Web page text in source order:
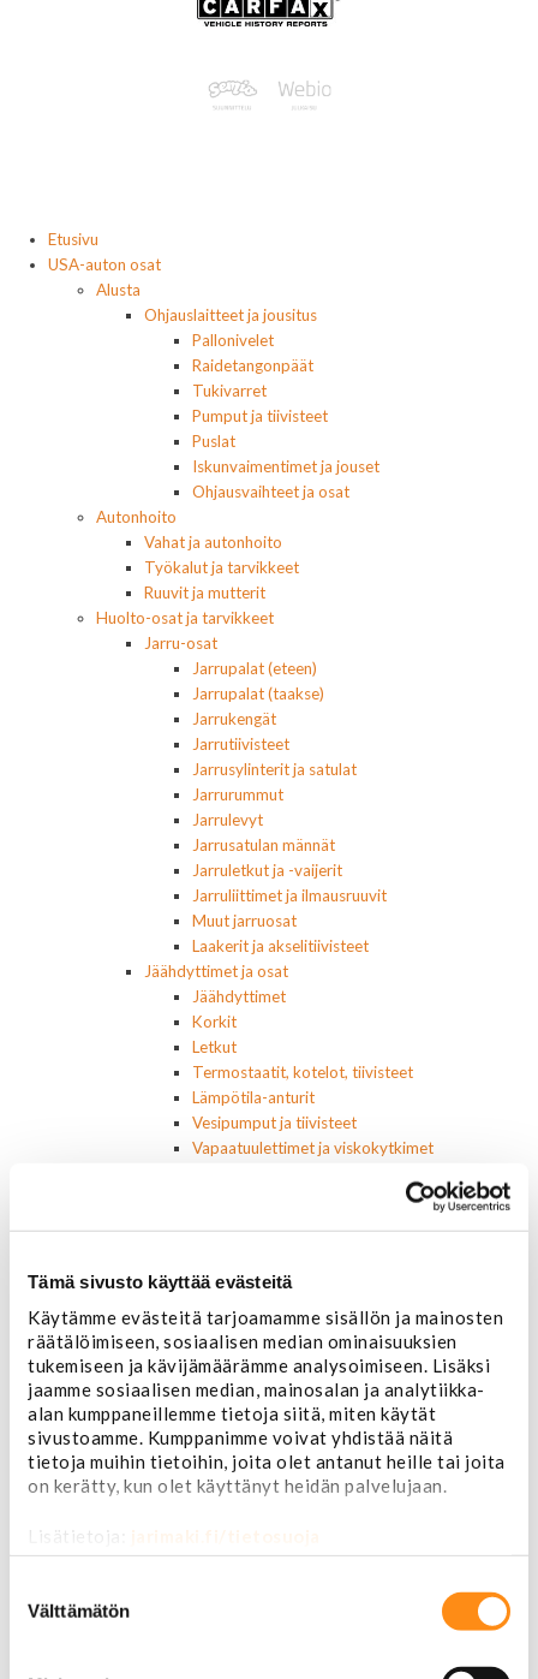
Tämä sivusto käyttää evästeitä
Käytämme evästeitä tarjoamamme sisällön ja mainosten
räätälöimiseen, sosiaalisen median ominaisuuksien
tukemiseen ja kävijämäärämme analysoimiseen. Lisäksi
jaamme sosiaalisen median, mainosalan ja analytiikka-
alan kumppaneillemme tietoja siitä, miten käytät
sivustoamme. Kumppanimme voivat yhdistää näitä
tietoja muihin tietoihin, joita olet antanut heille tai joita
on kerätty, kun olet käyttänyt heidän palvelujaan.
Lisätietoja: jarimaki.fi/tietosuoja
valinta
Välttämätön
Etusivu
USA-auton osat
Alusta
Ohjauslaitteet ja jousitus
Pallonivelet
Raidetangonpäät
Tukivarret
Pumput ja tiivisteet
Puslat
Iskunvaimentimet ja jouset
Ohjausvaihteet ja osat
Autonhoito
Vahat ja autonhoito
Työkalut ja tarvikkeet
Ruuvit ja mutterit
Huolto-osat ja tarvikkeet
Jarru-osat
Jarrupalat (eteen)
Jarrupalat (taakse)
Jarrukengät
Jarrutiivisteet
Jarrusylinterit ja satulat
Jarrurummut
Jarrulevyt
Jarrusatulan männät
Jarruletkut ja -vaijerit
Jarruliittimet ja ilmausruuvit
Muut jarruosat
Laakerit ja akselitiivisteet
Jäähdyttimet ja osat
Jäähdyttimet
Korkit
Letkut
Termostaatit, kotelot, tiivisteet
Lämpötila-anturit
Vesipumput ja tiivisteet
Vapaatuulettimet ja viskokytkimet
Raidetangonpäät sisempi
Vakaajan linkit
Polttoaine- ja ilmanottolaitteet
Suodattimet
Öljynsuodattimet
AC Delco
Motocraft
Harvinaiset
Muut öljynsuodattimet
Vaihteistosuodattimet
AC Delco